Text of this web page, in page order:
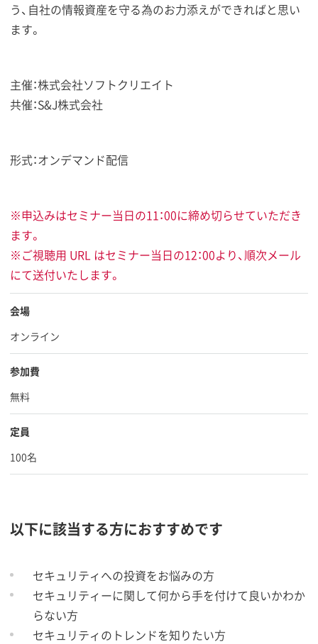
う、自社の情報資産を守る為のお力添えができればと思い
ます。
主催：株式会社ソフトクリエイト
共催：S&J株式会社
形式：オンデマンド配信
※申込みはセミナー当日の11：00に締め切らせていただき
ます。
※ご視聴用 URL はセミナー当日の12：00より、順次メール
にて送付いたします。
会場
オンライン
参加費
無料
定員
100名
以下に該当する方におすすめです
セキュリティへの投資をお悩みの方
セキュリティーに関して何から手を付けて良いかわか
らない方
セキュリティのトレンドを知りたい方